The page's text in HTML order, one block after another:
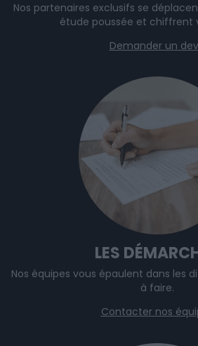
Nos partenaires exclusifs se
étude poussée et chiffrent
Demander un
LES
Nos équipes vous épaulent dans les
à faire.
Contacter nos